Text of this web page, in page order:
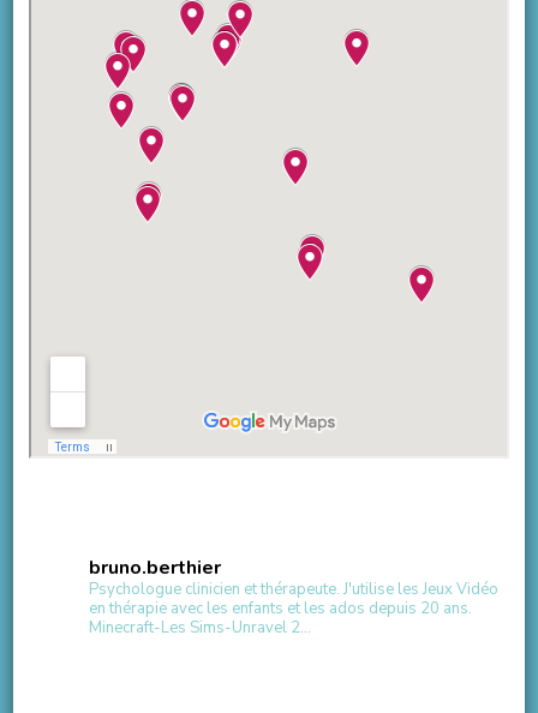
bruno.berthier
Psychologue clinicien et thérapeute.J'utilise les Jeux Vidéo
en thérapie avec les enfants et les ados depuis 20 ans.
Minecraft-Les Sims-Unravel 2...